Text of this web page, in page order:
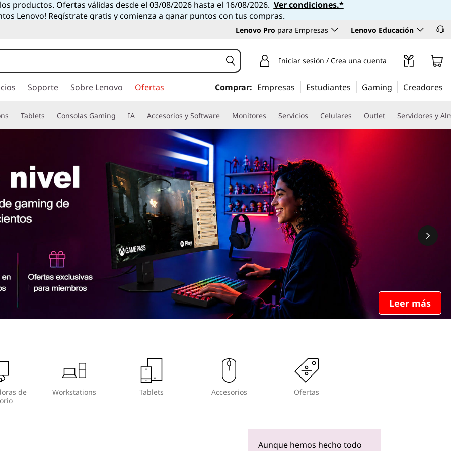
productos. Ofertas válidas desde el 03/08/2026 hasta el 16/08/2026. Ver condiciones.*
Lenovo! Regístrate gratis y comienza a ganar puntos con tus compras.
Lenovo Pro para Empresas Lenovo Educación
Iniciar sesión / Crea una cuenta
Soporte Sobre Lenovo Ofertas Comprar: Empresas Estudiantes Gaming Creadores
Tablets Consolas Gaming IA Accesorios y Software Monitores Servicios Celulares Outlet Servidores y
Leer más
de
Workstations Tablets Accesorios Ofertas
Aunque hemos hecho todo